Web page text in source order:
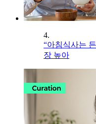
4.
“아침식사는
장 높아